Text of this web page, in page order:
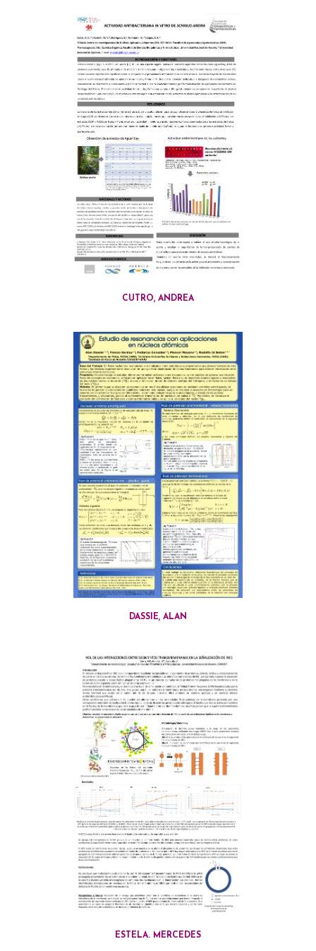
CUTRO, ANDREA
DASSIE, ALAN
ESTELA. MERCEDES